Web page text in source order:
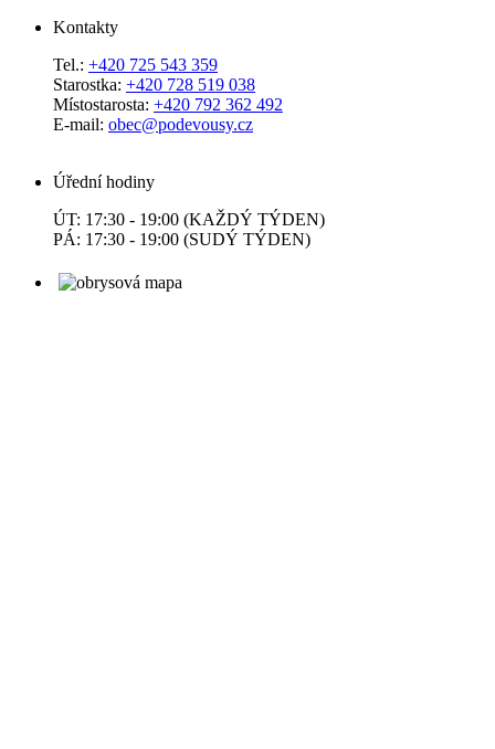
Kontakty
Tel.: +420 725 543 359
Starostka: +420 728 519 038
Místostarosta: +420 792 362 492
E-mail: obec@podevousy.cz
Úřední hodiny
ÚT: 17:30 - 19:00 (KAŽDÝ TÝDEN)
PÁ: 17:30 - 19:00 (SUDÝ TÝDEN)